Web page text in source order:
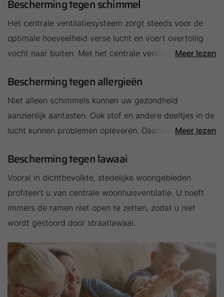
Bescherming tegen schimmel
Het centrale ventilatiesysteem zorgt steeds voor de
optimale hoeveelheid verse lucht en voert overtollig
vocht naar buiten. Met het centrale ventilatiesysteem
schimmelvorming.
Meer lezen
Bescherming tegen allergieën
Niet alleen schimmels kunnen uw gezondheid
aanzienlijk aantasten. Ook stof en andere deeltjes in de
lucht kunnen problemen opleveren. Daarbij komt nog
mensen met allergieën. Al deze stoffen worden door
het luchtfilter in de centrale luchtbehandelingskast
buiten gehouden. Alleen zuivere lucht komt het gebouw
binnen.
Meer lezen
Bescherming tegen lawaai
Vooral in dichtbevolkte, stedelijke woongebieden
profiteert u van centrale woonhuisventilatie. U hoeft
immers de ramen niet open te zetten, zodat u niet
wordt gestoord door straatlawaai.
Hallo!
Hoe kunnen wij u helpen?
Contactformulier
Mail de WOLF Service
Adresgegevens
Ook interessant?
Downloads
Service App